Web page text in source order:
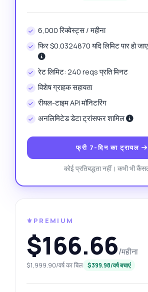
6,000 रिक्वेस्ट्स / महीना
फिर $0.0324870 यदि लिमिट पार हो जाए
रेट लिमिट: 240 reqs प्रति मिनट
विशेष ग्राहक सहायता
रीयल-टाइम API मॉनिटरिंग
अनलिमिटेड डेटा ट्रांसफर शामिल
फ्री 7-दिन का ट्रायल
कोई प्रतिबद्धता नहीं। कभी भी
⚜️PREMIUM
$166.66/महीना
$1,999.90/वर्ष का बिल $399.98/वर्ष बचाएं